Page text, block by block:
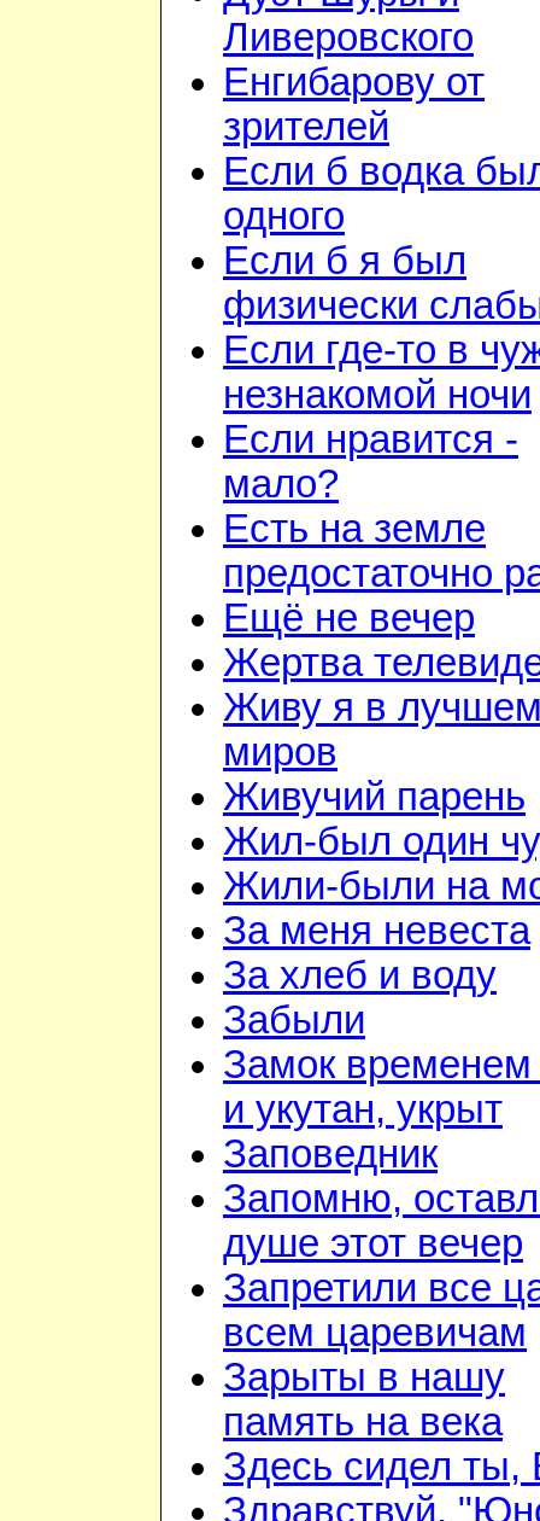
Ливеровского
Енгибарову от
зрителей
Если б водка
одного
Если б я был
физически
Если где-то в
незнакомой ночи
Если нравится -
мало?
Есть на земле
предостаточно
Ещё не вечер
Жертва
Живу я в
миров
Живучий парень
Жил-был один
Жили-были на
За меня невеста
За хлеб и воду
Забыли
Замок временем
и укутан, укрыт
Заповедник
Запомню,
душе этот вечер
Запретили все
всем царевичам
Зарыты в нашу
память на века
Здесь сидел ты,
Здравствуй,